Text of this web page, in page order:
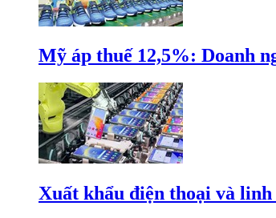
Mỹ áp thuế 12,5%: Doanh
Xuất khẩu điện thoại và